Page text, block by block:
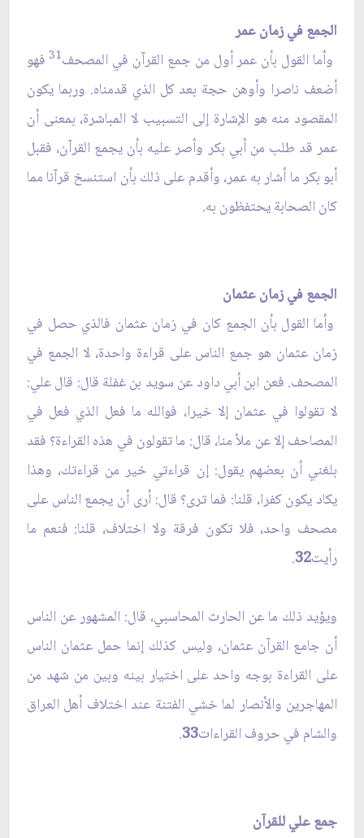
الجمع في زمان عمر
وأما القول بأن عمر أول من جمع القرآن في المصحف31 فهو
أضعف ناصرا وأوهن حجة بعد كل الذي قدمناه. وربما يكون
المقصود منه هو الإشارة إلى التسبيب لا المباشرة، بمعنى أن
عمر قد طلب من أبي بكر وأصر عليه بأن يجمع القرآن، فقبل
أبو بكر ما أشار به عمر، وأقدم على ذلك بأن استنسخ قرآنا مما
كان الصحابة يحتفظون به.
الجمع في زمان عثمان
وأما القول بأن الجمع كان في زمان عثمان فالذي حصل في
زمان عثمان هو جمع الناس على قراءة واحدة، لا الجمع في
المصحف. فعن ابن أبي داود عن سويد بن غفلة قال: قال علي:
لا تقولوا في عثمان إلا خيرا، فوالله ما فعل الذي فعل في
المصاحف إلا عن ملأ منا، قال: ما تقولون في هذه القراءة؟ فقد
بلغني أن بعضهم يقول: إن قراءتي خير من قراءتك، وهذا
يكاد يكون كفرا، قلنا: فما ترى؟ قال: أرى أن يجمع الناس على
مصحف واحد، فلا تكون فرقة ولا اختلاف، قلنا: فنعم ما
رأيت32
.
ويؤيد ذلك ما عن الحارث المحاسبي، قال: المشهور عن الناس
أن جامع القرآن عثمان، وليس كذلك إنما حمل عثمان الناس
على القراءة بوجه واحد على اختيار بينه وبين من شهد من
المهاجرين والأنصار لما خشي الفتنة عند اختلاف أهل العراق
والشام في حروف القراءات33
.
جمع علي للقرآن